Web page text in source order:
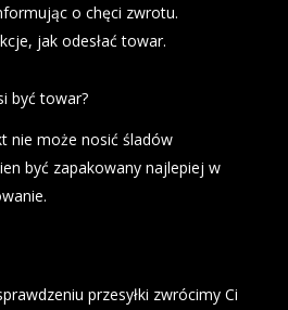
o chęci zwrotu.
jak odesłać towar.
być towar?
nie może nosić śladów
być zapakowany najlepiej w
przesyłki zwrócimy Ci